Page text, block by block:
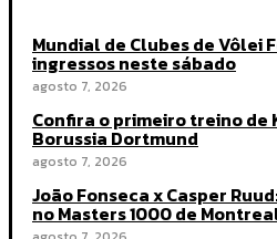
Mundial de Clubes de Vôlei
ingressos neste sábado
agosto 7, 2026
Confira o primeiro treino de
Borussia Dortmund
agosto 7, 2026
João Fonseca x Casper
no Masters 1000 de